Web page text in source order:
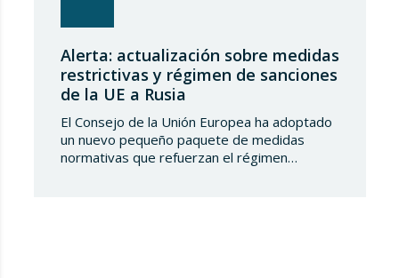
Alerta: actualización sobre medidas
restrictivas y régimen de sanciones
de la UE a Rusia
El Consejo de la Unión Europea ha adoptado
un nuevo pequeño paquete de medidas
normativas que refuerzan el régimen